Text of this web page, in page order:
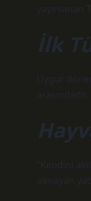
yayınlanan
İlk
Uygur
“Kendini
olmayan